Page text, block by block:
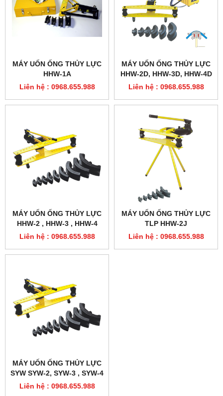
MÁY UỐN ỐNG THỦY LỰC
HHW-1A
Liên hệ : 0968.655.988
MÁY UỐN ỐNG THỦY LỰC
HHW-2D, HHW-3D, HHW-4D
Liên hệ : 0968.655.988
MÁY UỐN ỐNG THỦY LỰC
HHW-2 , HHW-3 , HHW-4
Liên hệ : 0968.655.988
MÁY UỐN ỐNG THỦY LỰC
TLP HHW-2J
Liên hệ : 0968.655.988
MÁY UỐN ỐNG THỦY LỰC
SYW SYW-2, SYW-3 , SYW-4
Liên hệ : 0968.655.988